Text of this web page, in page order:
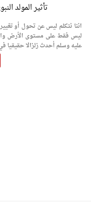
تأثير المولد
اننا نتكلم ليس عن تحول أو
ليس فقط على مستوى الأرض
عليه وسلم أحدث زلزالا حقيقيا